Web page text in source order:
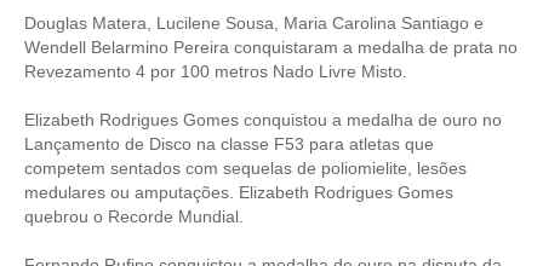
Douglas Matera, Lucilene Sousa, Maria Carolina Santiago e
Wendell Belarmino Pereira conquistaram a medalha de prata no
Revezamento 4 por 100 metros Nado Livre Misto.
Elizabeth Rodrigues Gomes conquistou a medalha de ouro no
Lançamento de Disco na classe F53 para atletas que
competem sentados com sequelas de poliomielite, lesões
medulares ou amputações. Elizabeth Rodrigues Gomes
quebrou o Recorde Mundial.